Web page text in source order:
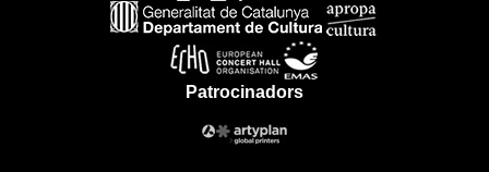
Patrocinadors